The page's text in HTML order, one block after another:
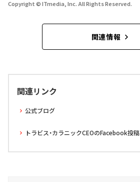
Copyright © ITmedia, Inc. All Rights Reserved.
関連情報
関連リンク
公式ブログ
トラビス・カラニックCEOのFacebook投稿